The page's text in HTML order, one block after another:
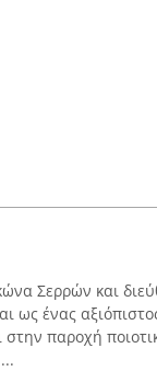
Σερρών και
ως ένας
στην παροχή